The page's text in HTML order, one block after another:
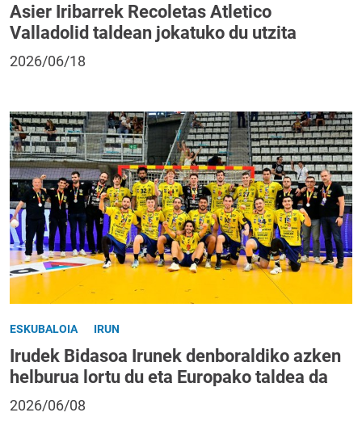
Asier Iribarrek Recoletas Atletico
Valladolid taldean jokatuko du utzita
2026/06/18
ESKUBALOIA IRUN
Irudek Bidasoa Irunek denboraldiko azken
helburua lortu du eta Europako taldea da
2026/06/08